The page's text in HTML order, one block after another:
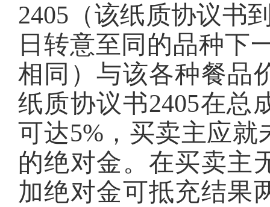
2405（该纸质协议书
日转意至同的品种下
相同）与该各种餐品
纸质协议书2405在总
可达5%，买卖主应
的绝对金。在买卖主
加绝对金可抵充结果